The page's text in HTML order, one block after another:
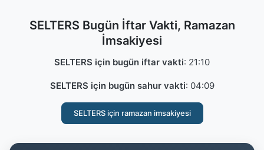
SELTERS Bugün İftar Vakti, Ramazan
İmsakiyesi
SELTERS için bugün iftar vakti: 21:10
SELTERS için bugün sahur vakti: 04:09
SELTERS için ramazan imsakiyesi